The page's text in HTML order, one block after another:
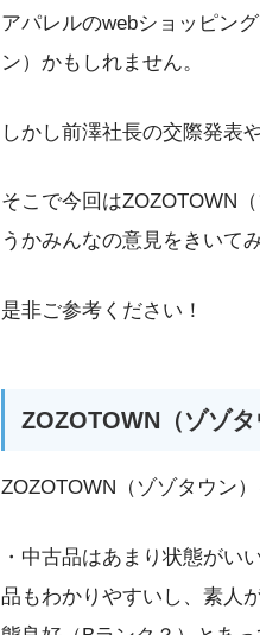
アパレルのwebショッピン
ン）かもしれません。
しかし前澤社長の交際発表
そこで今回はZOZOTOWN
うかみんなの意見をきいて
是非ご参考ください！
ZOZOTOWN（ゾゾ
ZOZOTOWN（ゾゾタウン
・中古品はあまり状態がい
品もわかりやすいし、素人